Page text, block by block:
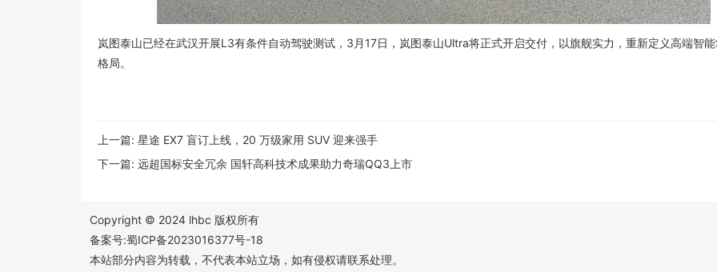
岚图泰山已经在武汉开展L3有条件自动驾驶测试，3月17日，岚图泰山Ultra将正式开启交付，以旗舰实力，重新定义高端智
格局。
上一篇: 星途 EX7 盲订上线，20 万级家用 SUV 迎来强手
下一篇: 远超国标安全冗余 国轩高科技术成果助力奇瑞QQ3上市
Copyright © 2024 lhbc 版权所有
备案号:蜀ICP备2023016377号-18
本站部分内容为转载，不代表本站立场，如有侵权请联系处理。